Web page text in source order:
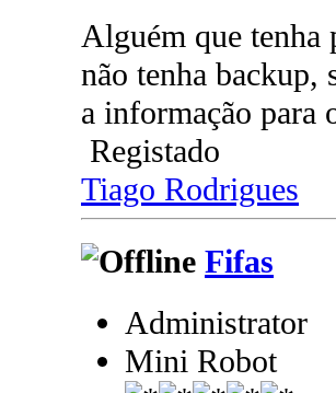
Alguém que tenha
não tenha backup,
a informação para
Registado
Tiago Rodrigues
Fifas
Administrator
Mini Robot